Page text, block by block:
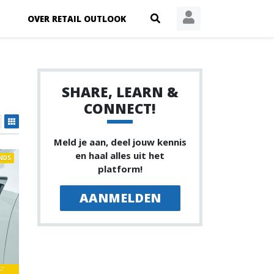
OVER RETAIL OUTLOOK
SHARE, LEARN &
CONNECT!
Meld je aan, deel jouw kennis
en haal alles uit het
platform!
AANMELDEN